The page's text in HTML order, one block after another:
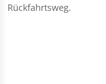
Rückfahrtsweg.